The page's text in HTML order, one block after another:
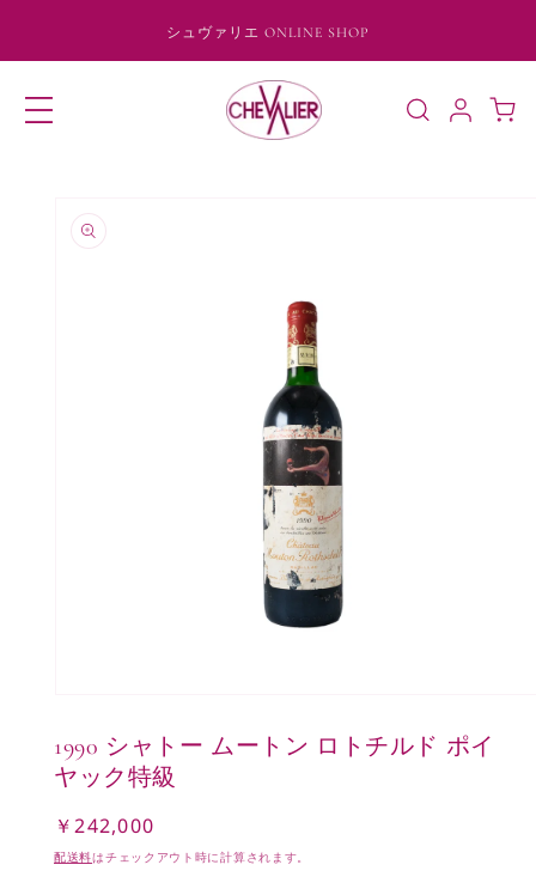
シュヴァリエ ONLINE SHOP
ロ
グ
イ
ー
報にス
キップ
ダ
ル
で
デ
ィ
1990 シャトー ムートン ロトチルド ポイ
ヤック特級
通
常
￥242,000
配送料はチェックアウト時に計算されます。